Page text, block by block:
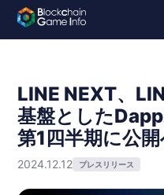
LINE NEXT、
基盤とした
第1四半期に公
2024.12.12 プレスリリース